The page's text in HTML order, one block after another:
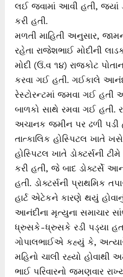
લઈ જવામાં આવી હતી, જ્યાં
કરી હતી.
મળતી માહિતી અનુસાર,
રહેતા રાજેશભાઈ મોદીની
મોદી (ઉં.વ ૧૪) રાજકોટ
કરવા ગઈ હતી. ગઈકાલે આનંદી
રેસ્ટોરન્ટમાં જમવા ગઈ
બાળકો સાથે રમવા ગઈ હતી.
અચાનક જમીન પર ઢળી પડી
તાત્કાલિક હોસ્પિટલ ખાતે
હોસ્પિટલ ખાતે ડોક્ટર્સની
કરી હતી, જે બાદ ડોક્ટર્સે
હતી. ડોક્ટર્સની પ્રાથમિક
હાર્ટ એટેકને કારણે થયું
આનંદીના મૃત્યુના સમાચાર
ધ્રુસકે-ધ્રુસકે રડી પડ્યા
ગોપાલભાઈએ કહ્યું કે,
મહિનો ચાલી રહ્યો
ભાઈ પરિવારનો જમણવાર